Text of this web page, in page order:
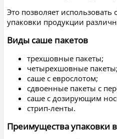
Это позволяет использовать
упаковки продукции
Виды саше пакетов
трехшовные пакеты;
четырехшовные пакеты;
саше с еврослотом;
сдвоенные пакеты с
саше с дозирующим
стрип-ленты.
Преимущества упаковки